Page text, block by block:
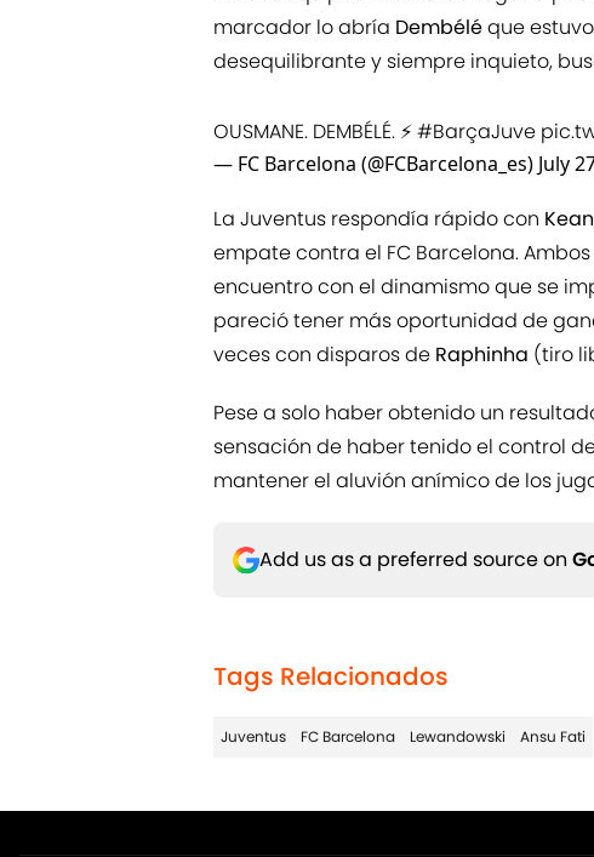
marcador lo abría Dembélé
que
desequilibrante y siempre inquieto,
— FC Barcelona (@FCBarcelona_es) July
empate contra el FC Barcelona.
encuentro con el dinamismo que se
pareció tener más oportunidad de
veces con disparos deRaphinha(tiro
sensación de haber tenido el control
mantener el aluvión anímico de los